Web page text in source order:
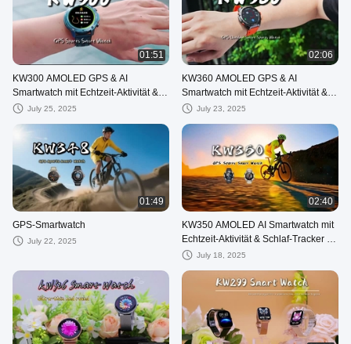
01:51
KW300 AMOLED GPS & AI
Smartwatch mit Echtzeit-Aktivität &
Schlaf-Tracker AI F&A 5ATM
July 25, 2025
02:06
KW360 AMOLED GPS & AI
Smartwatch mit Echtzeit-Aktivität &
Schlaf-Tracker AI Q & A 5ATM
July 23, 2025
01:49
GPS-Smartwatch
July 22, 2025
02:40
KW350 AMOLED AI Smartwatch mit
Echtzeit-Aktivität & Schlaf-Tracker AI
Q&A 5ATM Wasserdicht
July 18, 2025